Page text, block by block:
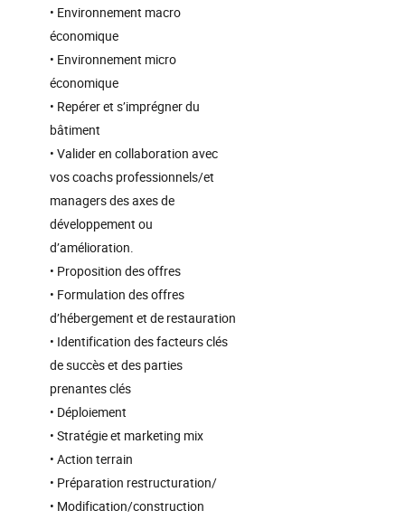
• Environnement macro
économique
• Environnement micro
économique
• Repérer et s’imprégner du
bâtiment
• Valider en collaboration avec
vos coachs professionnels/et
managers des axes de
développement ou
d’amélioration.
• Proposition des offres
• Formulation des offres
d’hébergement et de restauration
• Identification des facteurs clés
de succès et des parties
prenantes clés
• Déploiement
• Stratégie et marketing mix
• Action terrain
• Préparation restructuration/
• Modification/construction